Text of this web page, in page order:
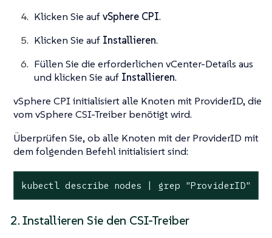
Klicken Sie aufvSphere CPI.
Klicken Sie auf Installieren.
Füllen Sie die erforderlichen vCenter-Details aus
und klicken Sie auf Installieren.
vSphere CPI initialisiert alle Knoten mit ProviderID, die
vom vSphere CSI-Treiber benötigt wird.
Überprüfen Sie, ob alle Knoten mit der ProviderID mit
dem folgenden Befehl initialisiert sind:
kubectl describe nodes | grep "ProviderID"
2. Installieren Sie den CSI-Treiber